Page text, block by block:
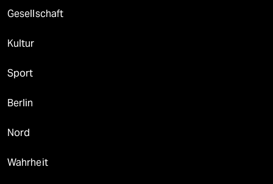
Gesellschaft
Kultur
Sport
Berlin
Nord
Wahrheit